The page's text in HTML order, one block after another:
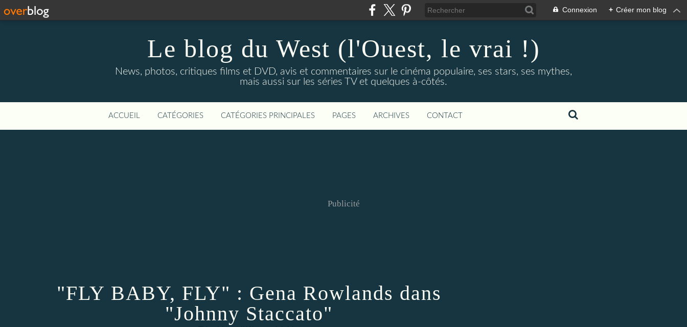
Connexion + Créer mon blog
Le blog du West (l'Ouest, le vrai !)
News, photos, critiques films et DVD, avis et commentaires sur le cinéma populaire, ses stars, ses mythes,
mais aussi sur les séries TV et quelques à-côtés.
ACCUEIL CATÉGORIES CATÉGORIES PRINCIPALES PAGES ARCHIVES CONTACT
Publicité
"FLY BABY, FLY" : Gena Rowlands dans
"Johnny Staccato"